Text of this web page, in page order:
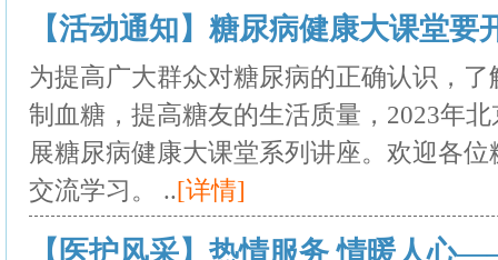
【活动通知】糖尿病健康大课堂要
为提高广大群众对糖尿病的正确认识，
制血糖，提高糖友的生活质量，2023年
展糖尿病健康大课堂系列讲座。欢迎各
交流学习。 ..[详情]
【医护风采】热情服务 情暖人心